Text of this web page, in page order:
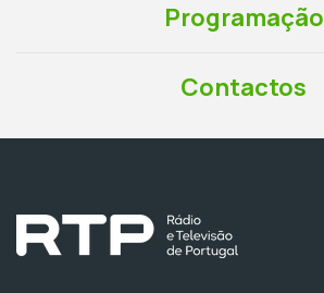
Programação
Contactos